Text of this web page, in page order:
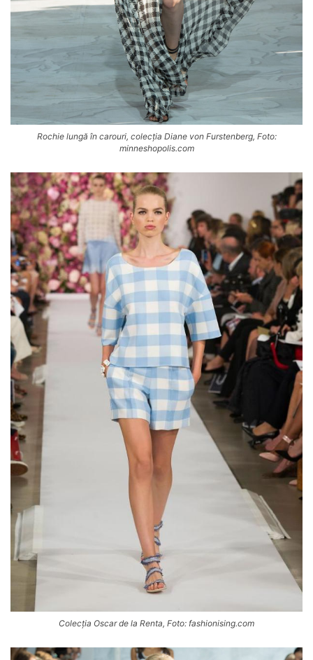
Rochie lungă în carouri, colecția Diane von Furstenberg, Foto:
minneshopolis.com
Colecția Oscar de la Renta, Foto: fashionising.com